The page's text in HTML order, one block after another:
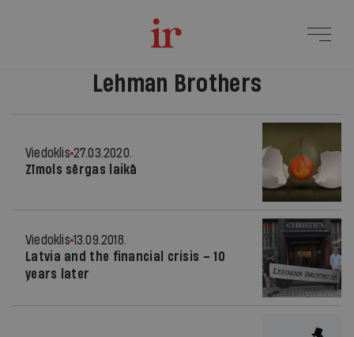
Lehman Brothers
Viedoklis 27.03.2020.
Zīmols sērgas laikā
Viedoklis 13.09.2018.
Latvia and the financial crisis – 10
years later